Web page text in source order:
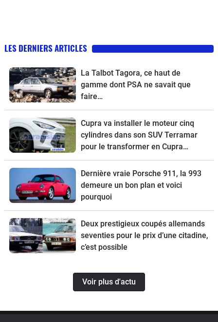
LES DERNIERS ARTICLES
La Talbot Tagora, ce haut de
gamme dont PSA ne savait que
faire…
Cupra va installer le moteur cinq
cylindres dans son SUV Terramar
pour le transformer en Cupra
Terramar VZ5.
Dernière vraie Porsche 911, la 993
demeure un bon plan et voici
pourquoi
Deux prestigieux coupés allemands
seventies pour le prix d’une citadine,
c’est possible
Voir plus d'actu